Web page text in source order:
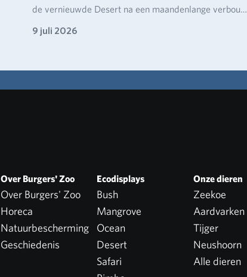
de vernieuwde Desert na een maandenlange verbou…
9 juli 2026
Over Burgers' Zoo
Over Burgers' Zoo
Horeca
Natuurbescherming
Geschiedenis
Ecodisplays
Bush
Mangrove
Ocean
Desert
Safari
Onze dieren
Zeekoe
Aardvarken
Tijger
Neushoorn
Alle dieren